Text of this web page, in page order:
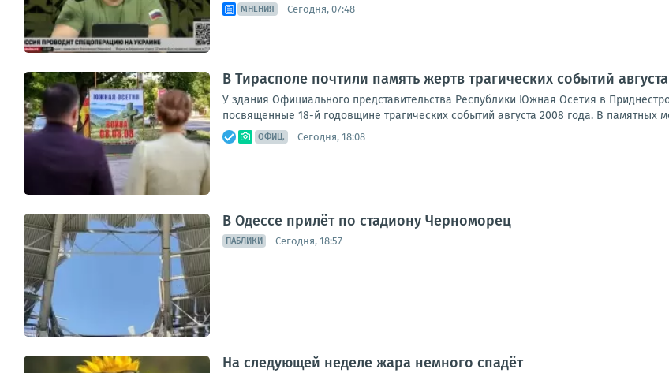
МНЕНИЯ Сегодня, 07:48
В Тирасполе почтили память жертв трагических событий
У здания Официального представительства Республики Южная Осетия в
посвященные 18-й годовщине трагических событий августа 2008 года. В памятных
ОФИЦ. Сегодня, 18:08
В Одессе прилёт по стадиону Черноморец
ПАБЛИКИ Сегодня, 18:57
На следующей неделе жара немного спадёт